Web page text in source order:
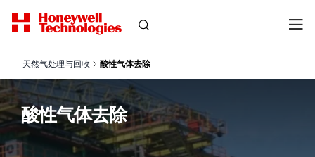
天然气处理与回收 酸性气体去除
酸性气体去除